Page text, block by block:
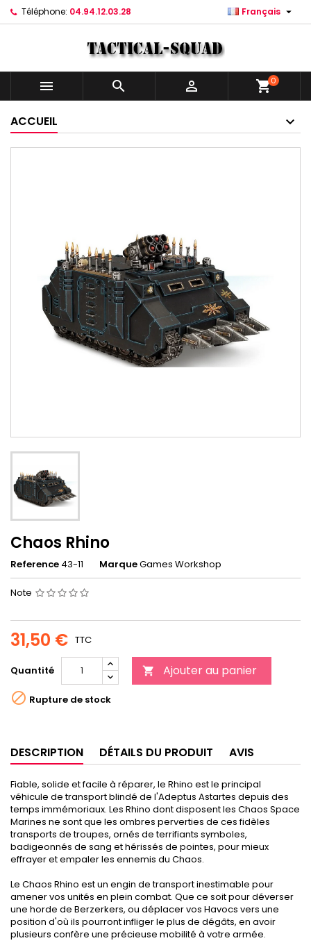
Téléphone: 04.94.12.03.28 Français 
   shopping_cart0
ACCUEIL
Chaos Rhino
Reference 43-11 MarqueGames Workshop
Note
31,50 € TTC
Quantité  Ajouter au panier
 Rupture de stock
DESCRIPTION DÉTAILS DU PRODUIT AVIS
Fiable, solide et facile à réparer, le Rhino est le principal
véhicule de transport blindé de l'Adeptus Astartes depuis des
temps immémoriaux. Les Rhino dont disposent les Chaos Space
Marines ne sont que les ombres perverties de ces fidèles
transports de troupes, ornés de terrifiants symboles,
badigeonnés de sang et hérissés de pointes, pour mieux
effrayer et empaler les ennemis du Chaos.
Le Chaos Rhino est un engin de transport inestimable pour
amener vos unités en plein combat. Que ce soit pour déverser
une horde de Berzerkers, ou déplacer vos Havocs vers une
position d'où ils pourront infliger le plus de dégâts, en avoir
plusieurs confère une précieuse mobilité à votre armée.